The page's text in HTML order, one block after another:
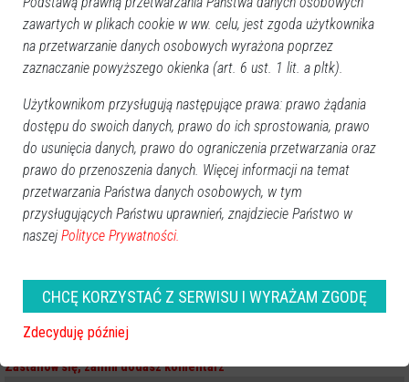
Wasze opinie
Zastanów się, zanim dodasz komentarz
zawartych w plikach cookie w ww. celu, jest zgoda użytkownika
na przetwarzanie danych osobowych wyrażona poprzez
zaznaczanie powyższego okienka (art. 6 ust. 1 lit. a pltk).
Użytkownikom przysługują następujące prawa: prawo żądania
dostępu do swoich danych, prawo do ich sprostowania, prawo
do usunięcia danych, prawo do ograniczenia przetwarzania oraz
prawo do przenoszenia danych. Więcej informacji na temat
przetwarzania Państwa danych osobowych, w tym
przysługujących Państwu uprawnień, znajdziecie Państwo w
naszej Polityce Prywatności.
CHCĘ KORZYSTAĆ Z SERWISU I WYRAŻAM ZGODĘ
Zdecyduję później